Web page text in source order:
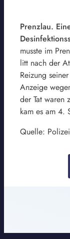
Prenzlau.
musste im
litt nach der
Reizung
Anzeige
der Tat waren
kam es am 4.
Quelle: